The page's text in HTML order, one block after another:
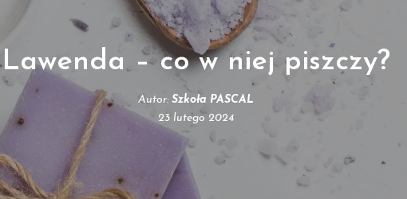
Lawenda – co w niej piszczy?
Autor: Szkoła PASCAL
23 lutego 2024